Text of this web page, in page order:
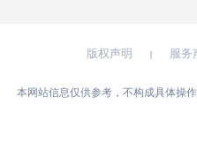
版权声明 | 服务
本网站信息仅供参考，不构成具体操